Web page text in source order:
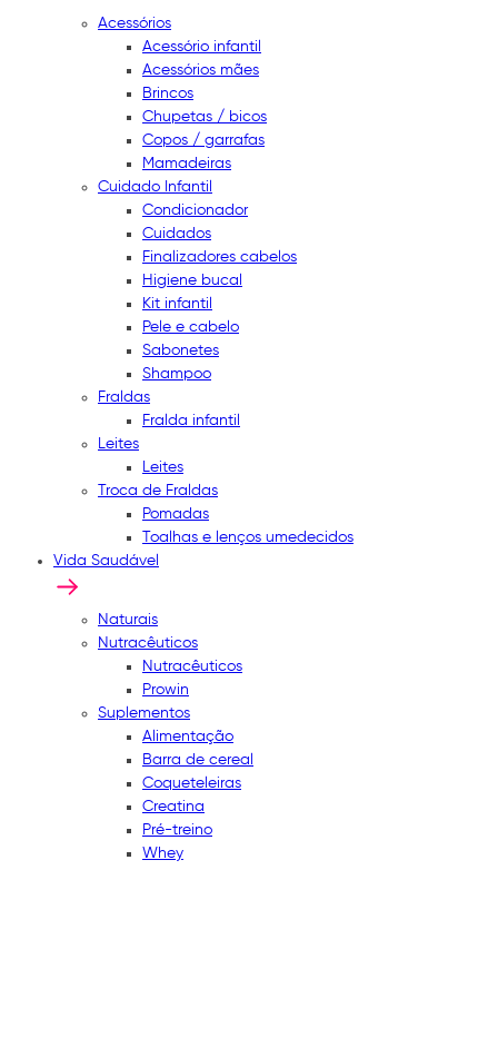
Acessórios
Acessório infantil
Acessórios mães
Brincos
Chupetas / bicos
Copos / garrafas
Mamadeiras
Cuidado Infantil
Condicionador
Cuidados
Finalizadores cabelos
Higiene bucal
Kit infantil
Pele e cabelo
Sabonetes
Shampoo
Fraldas
Fralda infantil
Leites
Leites
Troca de Fraldas
Pomadas
Toalhas e lenços umedecidos
Vida Saudável
Naturais
Nutracêuticos
Nutracêuticos
Prowin
Suplementos
Alimentação
Barra de cereal
Coqueteleiras
Creatina
Pré-treino
Whey